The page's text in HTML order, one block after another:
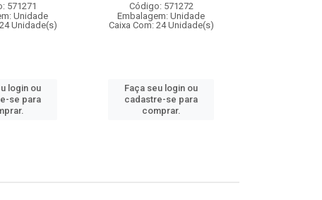
571271
Unidade
Unidade(s)
login ou
se para
Código: 571272
Embalagem: Unidade
Caixa Com: 24 Unidade(s)
Faça seu login ou
cadastre-se para
comprar.